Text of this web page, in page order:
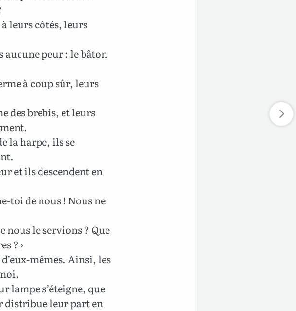
leurs côtés, leurs
aucune peur : le bâton
à coup sûr, leurs
des brebis, et leurs
la harpe, ils se
et ils descendent en
toi de nous ! Nous ne
nous le servions ? Que
? ›
mêmes. Ainsi, les
lampe s’éteigne, que
distribue leur part en